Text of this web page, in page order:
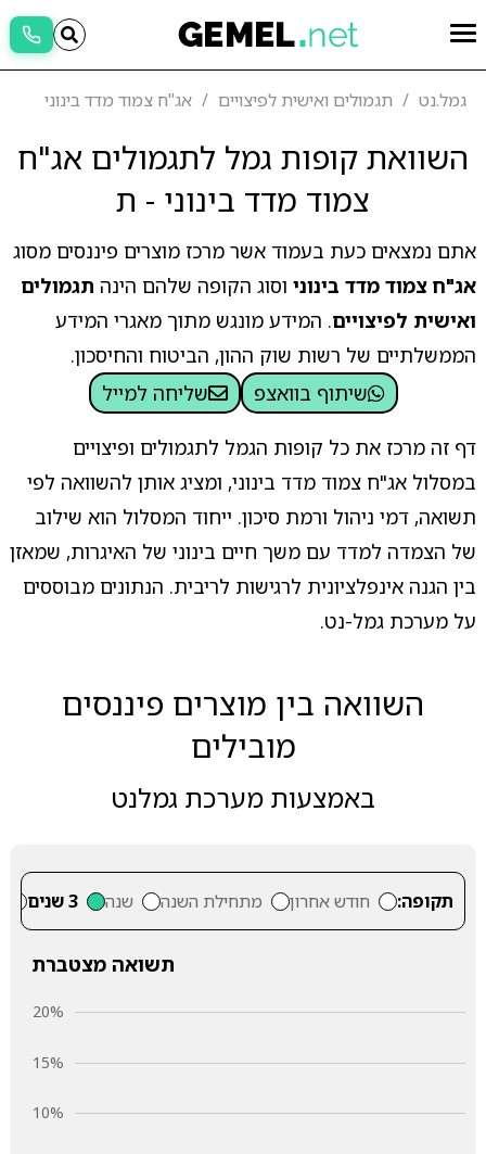
גמל.נט תגמולים ואישית לפיצויים אג"ח צמוד מדד בינוני
השוואת קופות גמל לתגמולים אג"ח
צמוד מדד בינוני - ת
אתם נמצאים כעת בעמוד אשר מרכז מוצרים פיננסים מסוג
אג"ח צמוד מדד בינוניוסוג הקופה שלהם הינה תגמולים
ואישית לפיצויים. המידע מונגש מתוך מאגרי המידע
הממשלתיים של רשות שוק ההון, הביטוח והחיסכון.
שיתוף בוואצפ
שליחה למייל
דף זה מרכז את כל קופות הגמל לתגמולים ופיצויים
במסלול אג"ח צמוד מדד בינוני, ומציג אותן להשוואה לפי
תשואה, דמי ניהול ורמת סיכון. ייחוד המסלול הוא שילוב
של הצמדה למדד עם משך חיים בינוני של האיגרות, שמאזן
בין הגנה אינפלציונית לרגישות לריבית. הנתונים מבוססים
על מערכת גמל-נט.
השוואה בין מוצרים פיננסים
מובילים
באמצעות מערכת גמלנט
תקופה: חודש אחרון מתחילת השנה שנה 3 שנים
תשואה מצטברת
10%
15%
20%